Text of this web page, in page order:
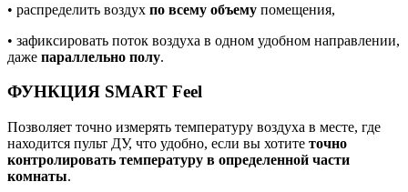
• распределить воздух по всему объему помещения,
• зафиксировать поток воздуха в одном удобном направлении,
даже параллельно полу.
ФУНКЦИЯ SMART Feel
Позволяет точно измерять температуру воздуха в месте, где
находится пульт ДУ, что удобно, если вы хотите точно
контролировать температуру в определенной части
комнаты.